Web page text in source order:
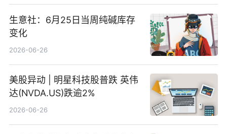
生意社：6月25日当周纯碱库存
变化
2026-06-26
美股异动 | 明星科技股普跌 英伟
达(NVDA.US)跌逾2%
2026-06-26